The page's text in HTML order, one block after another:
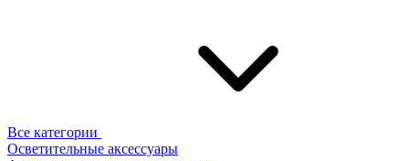
Все категории
Осветительные аксессуары